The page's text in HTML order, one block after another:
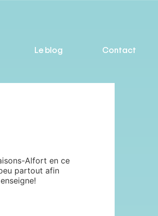
Le blog Contact
Alfort en ce
partout afin